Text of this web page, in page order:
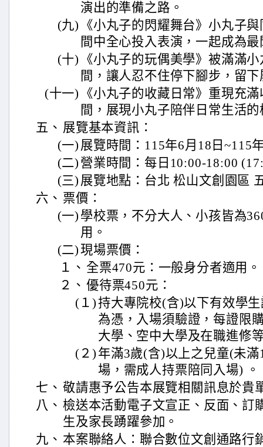
演出的準備之路。
(九)
《小丸子的閃耀舞台》小丸子
間中全心投入表演，一起成為
(十)
《小丸子的玩偶美學》被滿滿
間，讓人忍不住停下腳步，留
(十一)
《小丸子的收藏日常》重現充
間，展現小丸子陪伴日常生活
五、 展覽基本資訊：
(一) 展覽時間：115年6月18日~115
(二) 營業時間：每日10:00-18:00
(三) 展覽地點：台北 松山文創園區
六、 票價：
(一) 學校票，不分大人、小孩皆為
用。
(二)現場票價：
１、 全票470元：一般身分者適用。
２、 優待票450元：
(１)持大專院校(含)以下有效學
為憑，入場須驗證，每證限
大學、空中大學及在職進修
(２) 年滿3歲(含)以上之兒童(未
場，需成人持票陪同入場) 。
七、 敬請惠予公告本展覽相關訊息於貴
八、 檢送本活動電子文宣正、反面、訂
生及家長踴躍參加。
九、 本案聯絡人：聯合數位文創通路行